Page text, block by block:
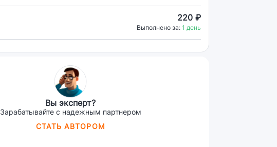
220 ₽
Выполнено за: 1 день
Вы эксперт?
Зарабатывайте с надежным партнером
СТАТЬ АВТОРОМ